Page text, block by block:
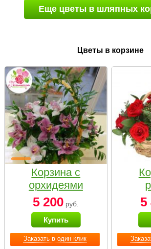
Еще цветы в шляпных
Цветы в корзине
Заказать в один клик
Корзина с
орхидеями
малая
5 200 руб.
Купить
5